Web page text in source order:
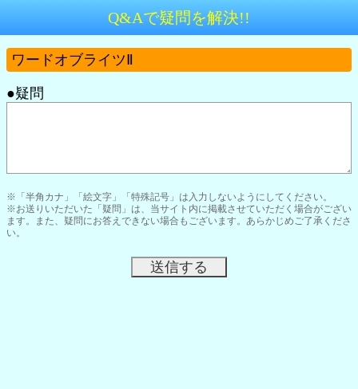
Q&Aで疑問を解決!!
ワードオブライツⅡ
●疑問
※「半角カナ」「絵文字」「特殊記号」は入力しないようにしてください。
※お送りいただいた「疑問」は、当サイト内に掲載させていただく場合がござい
ます。また、疑問にお答えできない場合もございます。あらかじめご了承くださ
い。
送信する